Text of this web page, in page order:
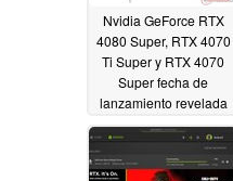
Nvidia GeForce RTX
4080 Super, RTX 4070
Ti Super y RTX 4070
Super fecha de
lanzamiento revelada
por una nueva
filtración11/07/2023